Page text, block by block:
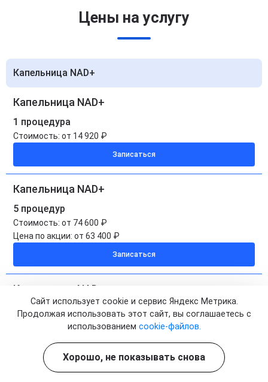
Цены на услугу
Капельница NAD+
Капельница NAD+
1 процедура
Стоимость: от 14 920 ₽
Записаться
Капельница NAD+
5 процедур
Стоимость: от 74 600 ₽
Цена по акции: от 63 400 ₽
Записаться
Капельница NAD+ на дому
1 процедура
от 16 300 ₽
Записаться
Сайт использует cookie и сервис Яндекс Метрика.
Продолжая использовать этот сайт, вы соглашаетесь с
использованием cookie-файлов.
Хорошо, не показывать снова